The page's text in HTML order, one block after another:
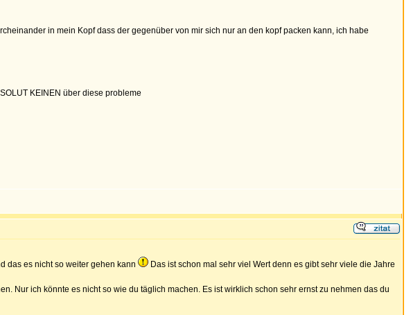
in mein Kopf dass der gegenüber von mir sich nur an den kopf packen kann, ich habe
KEINEN über diese probleme
das es nicht so weiter gehen kann
Das ist schon mal sehr viel Wert denn es gibt sehr viele die Jahre
Nur ich könnte es nicht so wie du täglich machen. Es ist wirklich schon sehr ernst zu nehmen das du